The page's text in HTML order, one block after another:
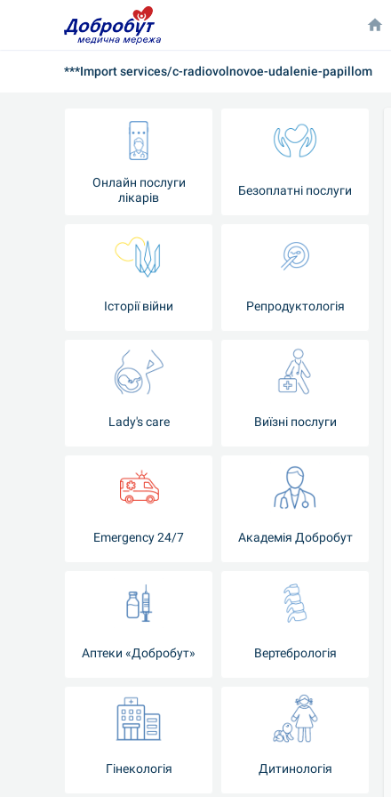
***Import services/c-radiovolnovoe-udalenie-papillom
Онлайн послуги
лікарів
Безоплатні послуги
Історії війни Репродуктологія
Lady's care Виїзні послуги
Emergency 24/7 Академія Добробут
Аптеки «Добробут» Вертебрологія
Гінекологія Дитинологія